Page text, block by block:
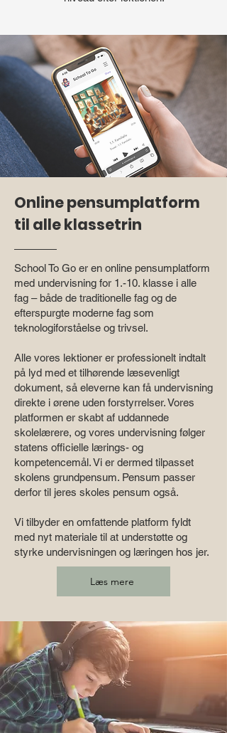
Online pensumplatform
til alle klassetrin
School To Go er en online pensumplatform
med undervisning for 1.-10. klasse i alle
fag – både de traditionelle fag og de
efterspurgte moderne fag som
teknologiforståelse og trivsel.
Alle vores lektioner er professionelt indtalt
på lyd med et tilhørende læsevenligt
dokument, så eleverne kan få undervisning
direkte i ørene uden forstyrrelser. Vores
platformen er skabt af uddannede
skolelærere, og vores undervisning følger
statens officielle lærings- og
kompetencemål. Vi er dermed tilpasset
skolens grundpensum. Pensum passer
derfor til jeres skoles pensum også.
Vi tilbyder en omfattende platform fyldt
med nyt materiale til at understøtte og
styrke undervisningen og læringen hos jer.
Læs mere